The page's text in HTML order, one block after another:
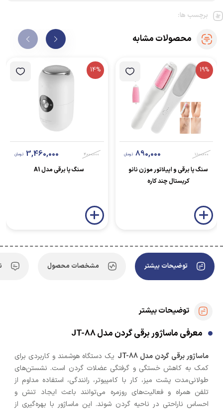
برچسب ها:
محصولات مشابه
19%
1,100,000
890,000 تومان
سنگ پا برقی و اپیلاتور موزن نانو
کریستال چند کاره
14%
4,000,000
3,460,000 تومان
سنگ پا برقی مدل A1
توضیحات بیشتر مشخصات محصول
توضیحات بیشتر
معرفی ماساژور برقی گردن مدل JT-88
ماساژور برقی گردن مدل JT-88
یک دستگاه هوشمند و کاربردی برای
کمک به کاهش خستگی و گرفتگی عضلات گردن است. نشستن‌های
طولانی‌مدت پشت میز، کار با کامپیوتر، رانندگی، استفاده مداوم از
تلفن همراه و فعالیت‌های روزمره می‌توانند باعث ایجاد تنش و
احساس ناراحتی در ناحیه گردن شوند. این ماساژور با بهره‌گیری از